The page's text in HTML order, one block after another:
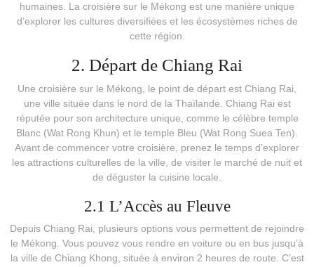
humaines. La croisière sur le Mékong est une manière unique
d’explorer les cultures diversifiées et les écosystèmes riches de
cette région.
2. Départ de Chiang Rai
Une croisière sur le Mékong, le point de départ est Chiang Rai,
une ville située dans le nord de la Thaïlande. Chiang Rai est
réputée pour son architecture unique, comme le célèbre temple
Blanc (Wat Rong Khun) et le temple Bleu (Wat Rong Suea Ten).
Avant de commencer votre croisière, prenez le temps d’explorer
les attractions culturelles de la ville, de visiter le marché de nuit et
de déguster la cuisine locale.
2.1 L’Accès au Fleuve
Depuis Chiang Rai, plusieurs options vous permettent de rejoindre
le Mékong. Vous pouvez vous rendre en voiture ou en bus jusqu’à
la ville de Chiang Khong, située à environ 2 heures de route. C’est